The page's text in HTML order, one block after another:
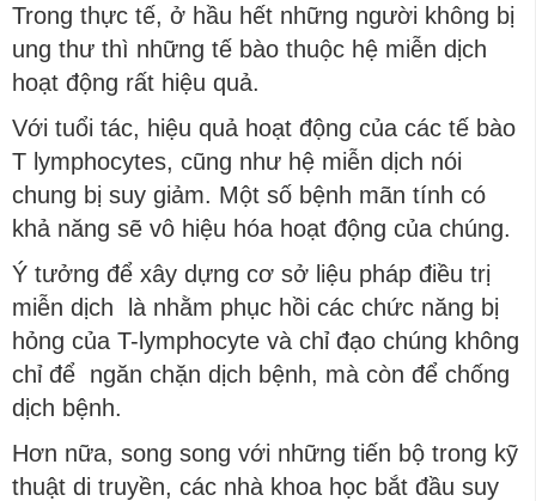
Trong thực tế, ở hầu hết những người không bị
ung thư thì những tế bào thuộc hệ miễn dịch
hoạt động rất hiệu quả.
Với tuổi tác, hiệu quả hoạt động của các tế bào
T lymphocytes, cũng như hệ miễn dịch nói
chung bị suy giảm. Một số bệnh mãn tính có
khả năng sẽ vô hiệu hóa hoạt động của chúng.
Ý tưởng để xây dựng cơ sở liệu pháp điều trị
miễn dịch là nhằm phục hồi các chức năng bị
hỏng của T-lymphocyte và chỉ đạo chúng không
chỉ để ngăn chặn dịch bệnh, mà còn để chống
dịch bệnh.
Hơn nữa, song song với những tiến bộ trong kỹ
thuật di truyền, các nhà khoa học bắt đầu suy